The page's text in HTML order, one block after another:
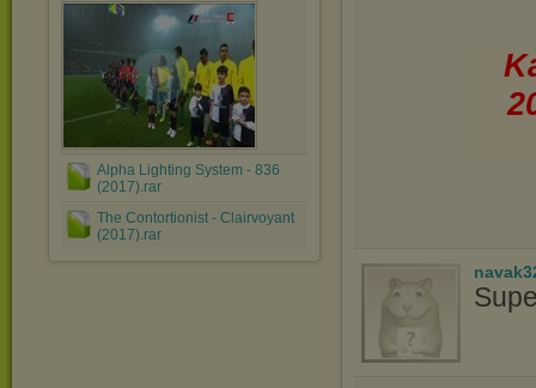
Alpha Lighting System - 836
(2017).rar
The Contortionist - Clairvoyant
(2017).rar